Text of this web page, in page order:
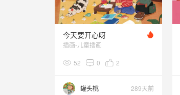
今天要开心呀
插画-儿童插画
52 0 2
罐头桃 289天前